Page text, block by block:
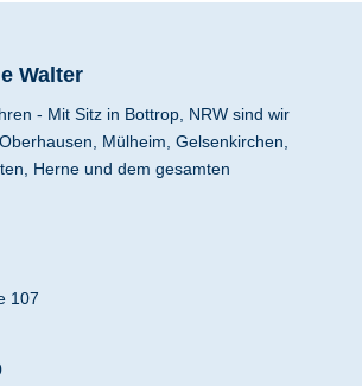
Walter
- Mit Sitz in Bottrop, NRW sind wir
Mülheim, Gelsenkirchen,
Herne und dem gesamten
107